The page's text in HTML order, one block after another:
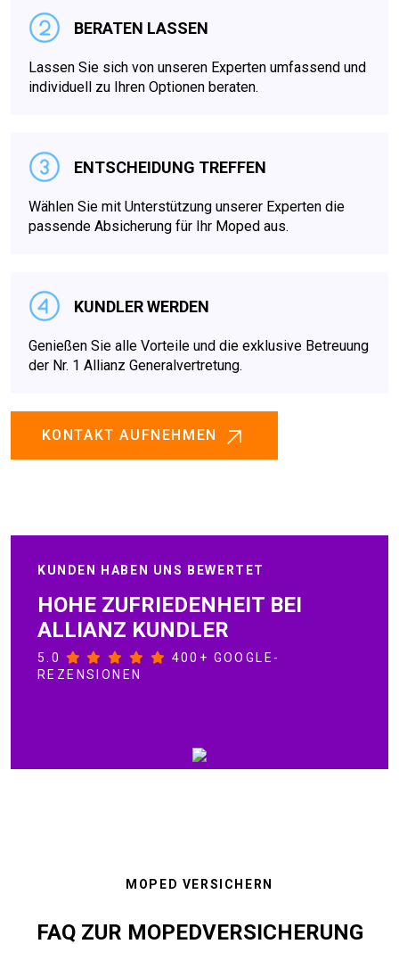
BERATEN LASSEN
Lassen Sie sich von unseren Experten umfassend und
individuell zu Ihren Optionen beraten.
ENTSCHEIDUNG TREFFEN
Wählen Sie mit Unterstützung unserer Experten die
passende Absicherung für Ihr Moped aus.
KUNDLER WERDEN
Genießen Sie alle Vorteile und die exklusive Betreuung
der Nr. 1 Allianz Generalvertretung.
KONTAKT AUFNEHMEN
KUNDEN HABEN UNS BEWERTET
HOHE ZUFRIEDENHEIT BEI
ALLIANZ KUNDLER
5.0
400+ GOOGLE-
REZENSIONEN
MOPED VERSICHERN
FAQ ZUR MOPEDVERSICHERUNG